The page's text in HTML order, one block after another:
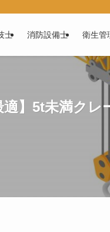
士 消防設備士 衛生管
】5t未満ク